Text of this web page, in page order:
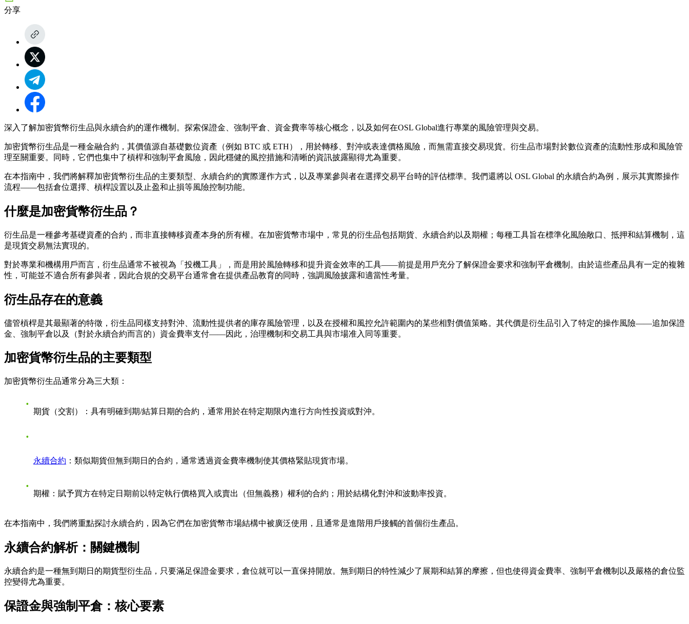
分享
深入了解加密貨幣衍生品與永續合約的運作機制。探索保證金、強制平倉、資金費率等核心概念，以及如何在OSL Global進行專業的風險管理與交易。
加密貨幣衍生品是一種金融合約，其價值源自基礎數位資產（例如 BTC 或 ETH），用於轉移、對沖或表達價格風險，而無需直接交易現貨。衍生品市場對於數位資產的流動性形成和風險管
理至關重要。同時，它們也集中了槓桿和強制平倉風險，因此穩健的風控措施和清晰的資訊披露顯得尤為重要。
在本指南中，我們將解釋加密貨幣衍生品的主要類型、永續合約的實際運作方式，以及專業參與者在選擇交易平台時的評估標準。我們還將以 OSL Global 的永續合約為例，展示其實際操作
流程——包括倉位選擇、槓桿設置以及止盈和止損等風險控制功能。
什麼是加密貨幣衍生品？
衍生品是一種參考基礎資產的合約，而非直接轉移資產本身的所有權。在加密貨幣市場中，常見的衍生品包括期貨、永續合約以及期權；每種工具旨在標準化風險敞口、抵押和結算機制，這
是現貨交易無法實現的。
對於專業和機構用戶而言，衍生品通常不被視為「投機工具」，而是用於風險轉移和提升資金效率的工具——前提是用戶充分了解保證金要求和強制平倉機制。由於這些產品具有一定的複雜
性，可能並不適合所有參與者，因此合規的交易平台通常會在提供產品教育的同時，強調風險披露和適當性考量。
衍生品存在的意義
儘管槓桿是其最顯著的特徵，衍生品同樣支持對沖、流動性提供者的庫存風險管理，以及在授權和風控允許範圍內的某些相對價值策略。其代價是衍生品引入了特定的操作風險——追加保證
金、強制平倉以及（對於永續合約而言的）資金費率支付——因此，治理機制和交易工具與市場准入同等重要。
加密貨幣衍生品的主要類型
加密貨幣衍生品通常分為三大類：
期貨（交割）：具有明確到期/結算日期的合約，通常用於在特定期限內進行方向性投資或對沖。
永續合約 ：類似期貨但無到期日的合約，通常透過資金費率機制使其價格緊貼現貨市場。
期權：賦予買方在特定日期前以特定執行價格買入或賣出（但無義務）權利的合約；用於結構化對沖和波動率投資。
在本指南中，我們將重點探討永續合約，因為它們在加密貨幣市場結構中被廣泛使用，且通常是進階用戶接觸的首個衍生產品。
永續合約解析：關鍵機制
永續合約是一種無到期日的期貨型衍生品，只要滿足保證金要求，倉位就可以一直保持開放。無到期日的特性減少了展期和結算的摩擦，但也使得資金費率、強制平倉機制以及嚴格的倉位監
控變得尤為重要。
保證金與強制平倉：核心要素